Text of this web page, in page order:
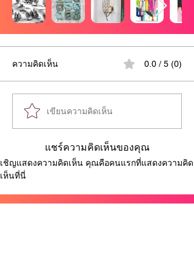
ความคิดเห็น 0.0 / 5 (0)
เขียนความคิดเห็น
แชร์ความคิดเห็นของคุณ
เชิญแสดงความคิดเห็น คุณคือคนแรกที่แสดงความคิด
เห็นที่นี่